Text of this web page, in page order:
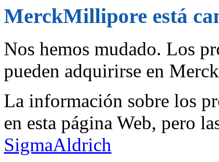
MerckMillipore está
Nos hemos mudado. Los
pueden adquirirse en
La información sobre los
en esta página Web, pero
SigmaAldrich